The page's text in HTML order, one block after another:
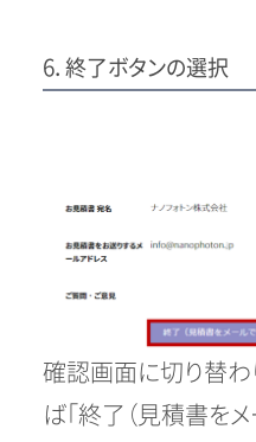
6．終了ボタンの選択
確認画面に切り替わ
ば「終了（見積書を